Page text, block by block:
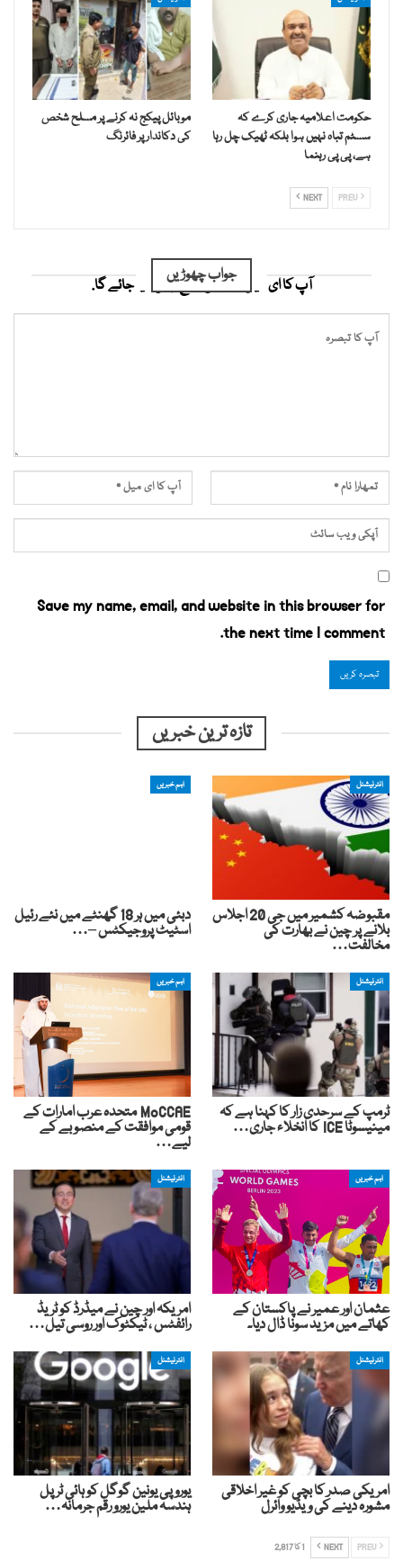
حکومت اعلامیہ جاری کرے کہ
سسٹم تباہ نہیں ہوا بلکہ ٹھیک چل رہا
ہے، پی پی رہنما
موبائل پیکج نہ کرنے پر مسلح شخص
کی دکاندار پر فائرنگ
NEXT
جواب چھوڑیں
آپ کا ای میل ایڈریس شائع نہیں کیا جائے گا.
Save my name, email, and website in this browser for
the next time I comment.
تازہ ترین خبریں
انٹرنیشنل
مقبوضہ کشمیر میں جی 20 اجلاس
بلانے پر چین نے بھارت کی
مخالفت…
اہم خبریں
دبئی میں ہر 18 گھنٹے میں نئے رئیل
اسٹیٹ پروجیکٹس –…
انٹرنیشنل
ٹرمپ کے سرحدی زار کا کہنا ہے کہ
مینیسوٹا ICE کا انخلاء جاری…
اہم خبریں
MoCCAE متحدہ عرب امارات کے
قومی موافقت کے منصوبے کے
لیے…
اہم خبریں
عثمان اور عمیر نے پاکستان کے
کھاتے میں مزید سونا ڈال دیا۔
انٹرنیشنل
امریکہ اور چین نے میڈرڈ کو ٹریڈ
رائفٹس ، ٹیکٹوک اور روسی تیل…
انٹرنیشنل
امریکی صدر کا بچی کو غیر اخلاقی
مشورہ دینے کی ویڈیو وائرل
انٹرنیشنل
یوروپی یونین گوگل کو ہائی ٹرپل
ہندسہ ملین یورو رقم جرمانہ…
NEXT 1 کا 2,817